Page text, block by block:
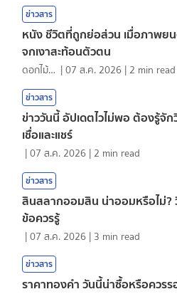
ข่าวสาร
หนัง ชีวิตที่ถูกย่อส่วน เมื่อภาพยน
จกเงาสะท้อนตัวตน
ดอกไม้กับสายน้ำ |07 ส.ค. 2026 | 2 min read
ข่าวสาร
ข่าววันนี้ อัปเดตไวไม่พอ ต้องรู้จัก
เชื่อและแชร์
|07 ส.ค. 2026 | 2 min read
ข่าวสาร
สินสลากออมสิน น่าออมหรือไม่?
ข้อควรรู้
|07 ส.ค. 2026 | 3 min read
ข่าวสาร
ราคาทองคํา วันนี้น่าซื้อหรือควรร